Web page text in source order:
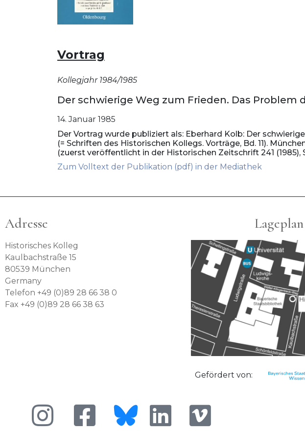
Vortrag
Kollegjahr 1984/1985
Der schwierige Weg zum Frieden. Das Problem
14. Januar 1985
Der Vortrag wurde publiziert als: Eberhard Kolb: Der
(= Schriften des Historischen Kollegs. Vorträge, Bd. 11). München
(zuerst veröffentlicht in der Historischen Zeitschrift 241 (1985),
Zum Volltext der Publikation (pdf) in der Mediathek
Adresse
Historisches Kolleg
Kaulbachstraße 15
80539 München
Germany
Telefon +49 (0)89 28 66 38 0
Fax +49 (0)89 28 66 38 63
Lageplan
Gefördert von: